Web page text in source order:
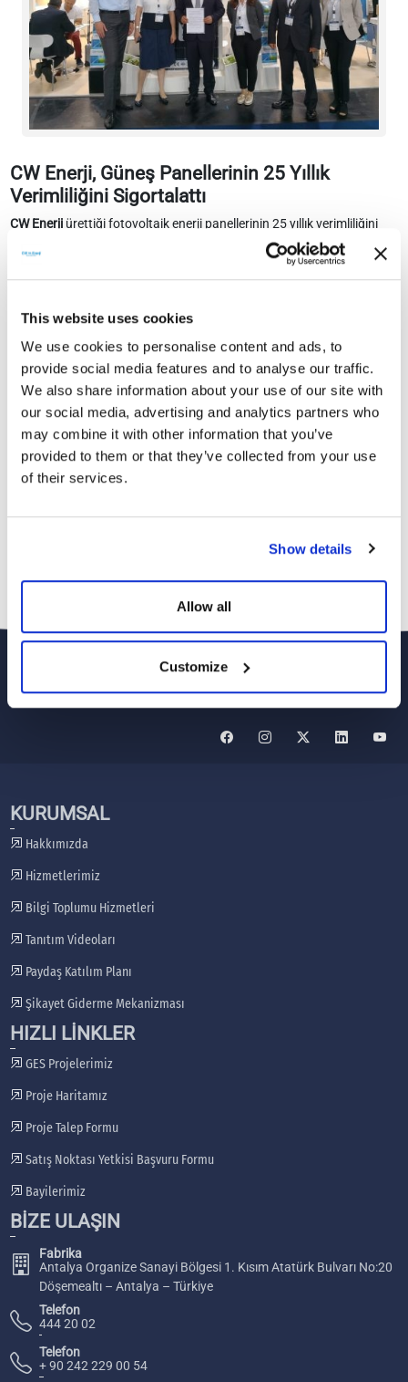
This website uses cookies
We use cookies to personalise content and ads, to
provide social media features and to analyse our traffic.
We also share information about your use of our site with
our social media, advertising and analytics partners who
may combine it with other information that you’ve
provided to them or that they’ve collected from your use
of their services.
Show details
Allow all
Customize
CW Enerji, Güneş Panellerinin 25 Yıllık
Verimliliğini Sigortalattı
CW Enerjiürettiği fotovoltaik enerji panellerinin 25 yıllık verimliliğini
enerji panellerinin 25 yıllık verimliliğini sigortalattı. Kullandığı
süreçleri açısından yapılan denetimler sonrasında Munich RE’den
sigorta güvencesi sağladı. Bu sayede 25 yıl süresince oluşabilecek
sorunlara karşı verdiği ürün performans garantisi şartlarını
tescillemiş oldu.
CW EnerjiCEO’su Tarık Sarvan, Almanya’nın Münih kentinde devam
eden İntersolar Avrupa Fuarı’nda, A2 – 510 numaralı standında
Munich RE yetkililerinden sigorta sertifikasını aldı.
KURUMSAL
Hakkımızda
Hizmetlerimiz
Bilgi Toplumu Hizmetleri
Tanıtım Videoları
Paydaş Katılım Planı
Şikayet Giderme Mekanizması
HIZLI LİNKLER
GES Projelerimiz
Proje Haritamız
Proje Talep Formu
Satış Noktası Yetkisi Başvuru Formu
Bayilerimiz
BİZE ULAŞIN
Fabrika
Antalya Organize Sanayi Bölgesi 1. Kısım Atatürk Bulvarı No:20
Döşemealtı – Antalya – Türkiye
Telefon
444 20 02
Telefon
+ 90 242 229 00 54